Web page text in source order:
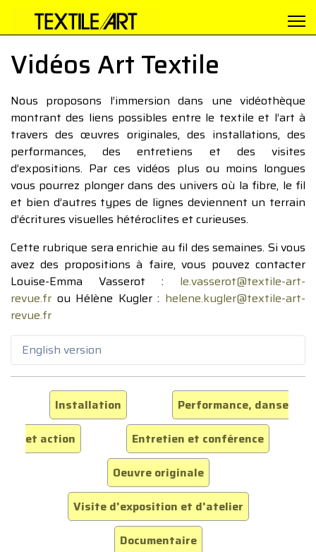
Vidéos Art Textile
Nous proposons l’immersion dans une vidéothèque
montrant des liens possibles entre le textile et l’art à
travers des œuvres originales, des installations, des
performances, des entretiens et des visites
d’expositions. Par ces vidéos plus ou moins longues
vous pourrez plonger dans des univers où la fibre, le fil
et bien d’autres types de lignes deviennent un terrain
d’écritures visuelles hétéroclites et curieuses.
Cette rubrique sera enrichie au fil des semaines. Si vous
avez des propositions à faire, vous pouvez contacter
Louise-Emma Vasserot : le.vasserot@textile-art-
revue.fr ou Hélène Kugler : helene.kugler@textile-art-
revue.fr
English version
Installation
Performance, danse
et action
Entretien et conférence
Oeuvre originale
Visite d'exposition et d'atelier
Documentaire